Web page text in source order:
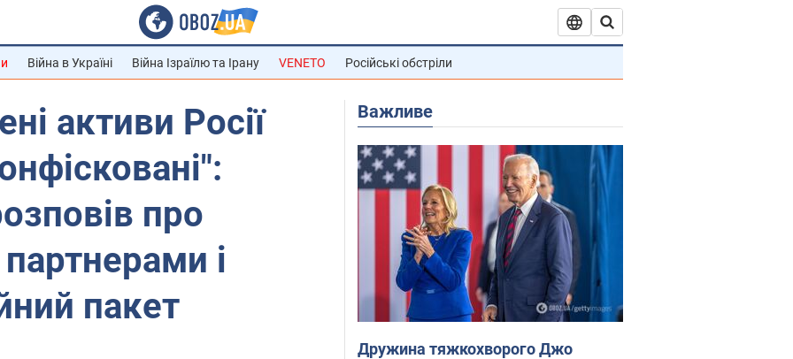
Війна в Україні Війна Ізраїлю та Ірану VENETO Російські обстріли
активи Росії
про
і
пакет
Важливе
Дружина тяжкохворого Джо